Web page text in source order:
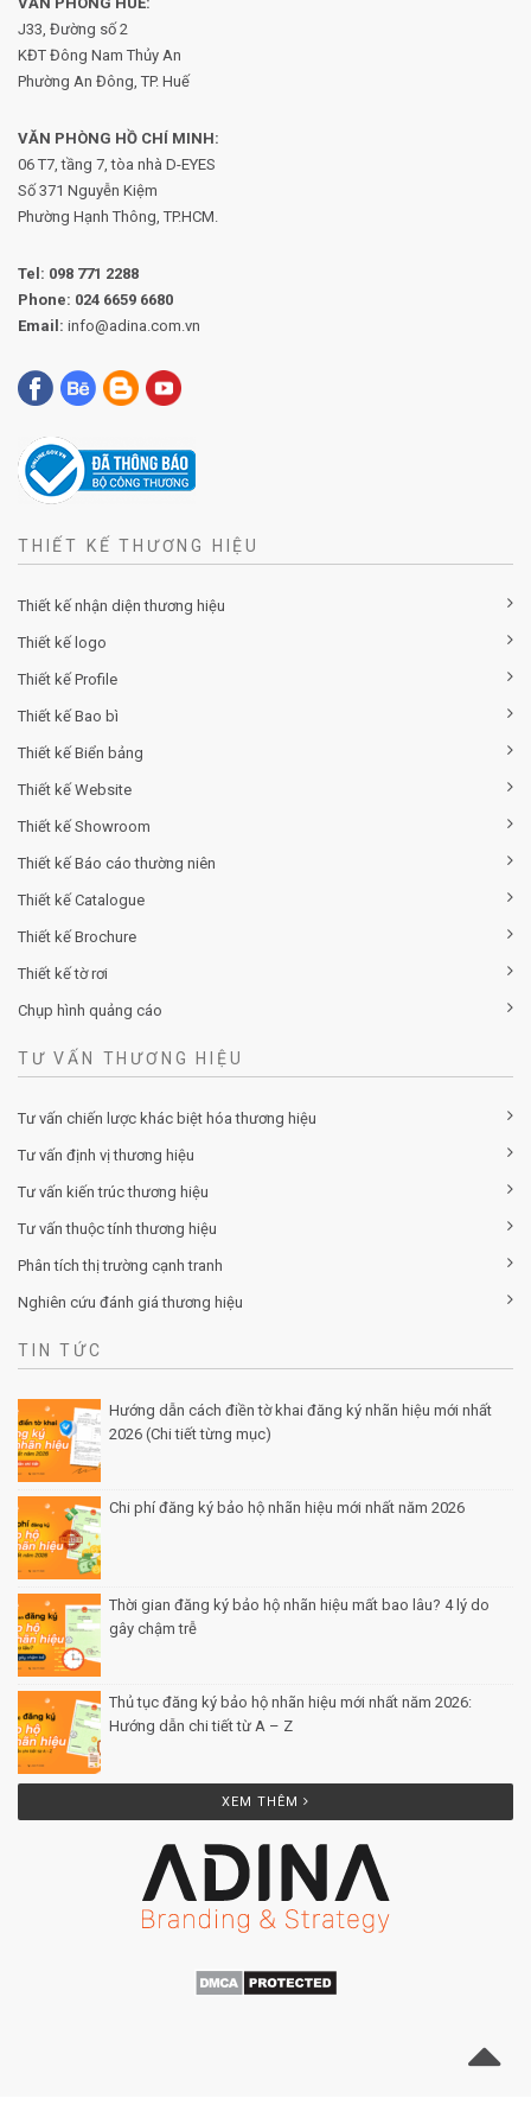
J33, Đường số 2
KĐT Đông Nam Thủy An
Phường An Đông, TP. Huế
VĂN PHÒNG HỒ CHÍ MINH:
06 T7, tầng 7, tòa nhà D-EYES
Số 371 Nguyễn Kiệm
Phường Hạnh Thông, TP.HCM.
Tel: 098 771 2288
Phone: 024 6659 6680
Email: info@adina.com.vn
THIẾT KẾ THƯƠNG HIỆU
Thiết kế nhận diện thương hiệu
Thiết kế logo
Thiết kế Profile
Thiết kế Bao bì
Thiết kế Biển bảng
Thiết kế Website
Thiết kế Showroom
Thiết kế Báo cáo thường niên
Thiết kế Catalogue
Thiết kế Brochure
Thiết kế tờ rơi
Chụp hình quảng cáo
TƯ VẤN THƯƠNG HIỆU
Tư vấn chiến lược khác biệt hóa thương hiệu
Tư vấn định vị thương hiệu
Tư vấn kiến trúc thương hiệu
Tư vấn thuộc tính thương hiệu
Phân tích thị trường cạnh tranh
Nghiên cứu đánh giá thương hiệu
TIN TỨC
Hướng dẫn cách điền tờ khai đăng ký nhãn hiệu mới nhất
2026 (Chi tiết từng mục)
Chi phí đăng ký bảo hộ nhãn hiệu mới nhất năm 2026
Thời gian đăng ký bảo hộ nhãn hiệu mất bao lâu? 4 lý do
gây chậm trễ
Thủ tục đăng ký bảo hộ nhãn hiệu mới nhất năm 2026:
Hướng dẫn chi tiết từ A – Z
XEM THÊM